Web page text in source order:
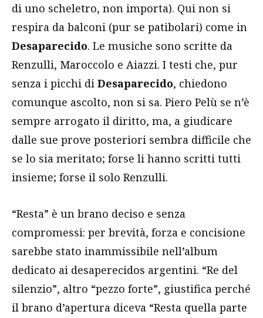
di uno scheletro, non importa). Qui non si
respira da balconi (pur se patibolari) come in
Desaparecido. Le musiche sono scritte da
Renzulli, Maroccolo e Aiazzi. I testi che, pur
senza i picchi di Desaparecido, chiedono
comunque ascolto, non si sa. Piero Pelù se n’è
sempre arrogato il diritto, ma, a giudicare
dalle sue prove posteriori sembra difficile che
se lo sia meritato; forse li hanno scritti tutti
insieme; forse il solo Renzulli.
“Resta” è un brano deciso e senza
compromessi: per brevità, forza e concisione
sarebbe stato inammissibile nell’album
dedicato ai desaperecidos argentini. “Re del
silenzio”, altro “pezzo forte”, giustifica perché
il brano d’apertura diceva “Resta quella parte